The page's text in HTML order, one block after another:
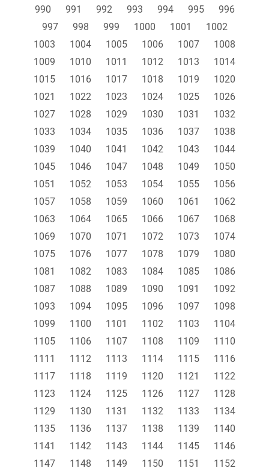
990
991 992 993 994 995
996
997
998 999 1000 1001
1002
1003
1004 1005 1006 1007
1008
1009
1010 1011 1012 1013
1014
1015
1016 1017 1018 1019
1020
1021
1022 1023 1024 1025
1026
1027
1028 1029 1030 1031
1032
1033
1034 1035 1036 1037
1038
1039
1040 1041 1042 1043
1044
1045
1046 1047 1048 1049
1050
1051
1052 1053 1054 1055
1056
1057
1058 1059 1060 1061
1062
1063
1064 1065 1066 1067
1068
1069
1070 1071 1072 1073
1074
1075
1076 1077 1078 1079
1080
1081
1082 1083 1084 1085
1086
1087
1088 1089 1090 1091
1092
1093
1094 1095 1096 1097
1098
1099
1100 1101 1102 1103
1104
1105
1106 1107 1108 1109
1110
1111
1112 1113 1114 1115
1116
1117
1118 1119 1120 1121
1122
1123
1124 1125 1126 1127
1128
1129
1130 1131 1132 1133
1134
1135
1136 1137 1138 1139
1140
1141
1142 1143 1144 1145
1146
1147
1148 1149 1150 1151 1152